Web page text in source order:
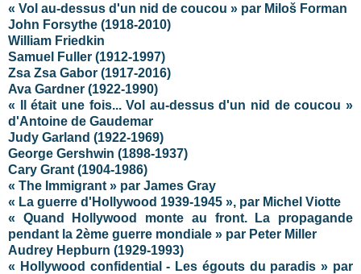
« Vol au-dessus d'un nid de coucou » par Miloš Forman
John Forsythe (1918-2010)
William Friedkin
Samuel Fuller (1912-1997)
Zsa Zsa Gabor (1917-2016)
Ava Gardner (1922-1990)
« Il était une fois... Vol au-dessus d'un nid de coucou »
d'Antoine de Gaudemar
Judy Garland (1922-1969)
George Gershwin (1898-1937)
Cary Grant (1904-1986)
« The Immigrant » par James Gray
« La guerre d'Hollywood 1939-1945 », par Michel Viotte
« Quand Hollywood monte au front. La propagande
pendant la 2ème guerre mondiale » par Peter Miller
Audrey Hepburn (1929-1993)
« Hollywood confidential - Les égouts du paradis » par